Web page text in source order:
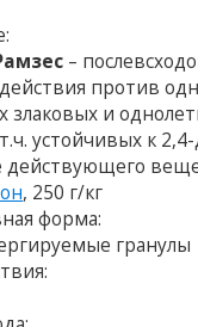
–
против
злаковых и
устойчивых к
действующего
, 250 г/кг
форма:
гранулы